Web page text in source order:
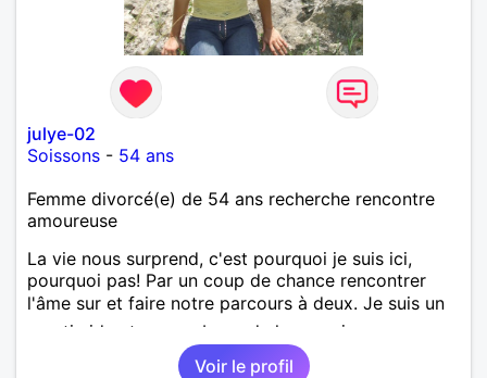
julye-02
Soissons - 54 ans
Femme divorcé(e) de 54 ans recherche rencontre
amoureuse
La vie nous surprend, c'est pourquoi je suis ici,
pourquoi pas! Par un coup de chance rencontrer
l'âme sur et faire notre parcours à deux. Je suis un
peu timide et un peu bavarde lorsque je me sens
bien. J'attends de vos nouvelles.
Voir le profil